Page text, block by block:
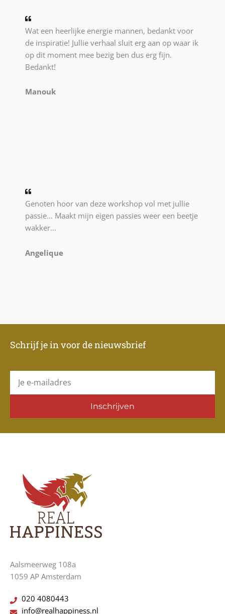
Wat een heerlijke energie mannen, bedankt voor
de inspiratie! Jullie verhaal sluit erg aan op waar ik
op dit moment mee bezig ben dus erg fijn.
Bedankt!
Manouk
Genoten hoor van deze workshop vol met jullie
passie… Maakt mijn eigen passies weer een beetje
wakker…
Angelique
Schrijf je in voor de nieuwsbrief
mail
Inschrijven
Aalsmeerweg 108a
1059 AP Amsterdam
020 4080443
info@realhappiness.nl